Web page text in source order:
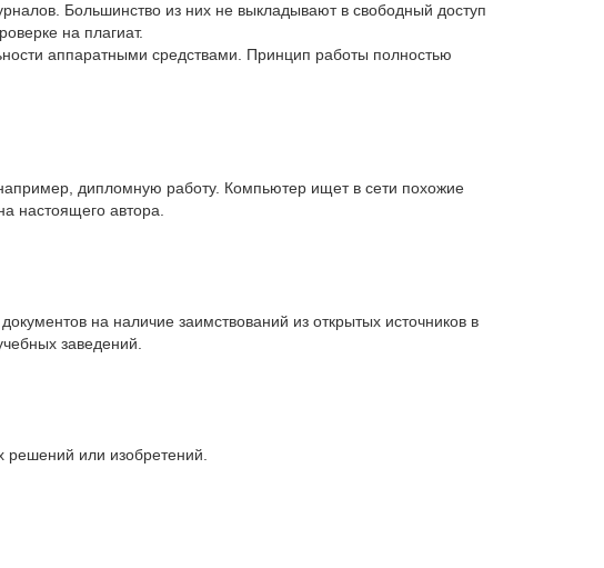
Большинство из них не выкладывают в свободный доступ
на плагиат.
аппаратными средствами. Принцип работы полностью
дипломную работу. Компьютер ищет в сети похожие
настоящего автора.
на наличие заимствований из открытых источников в
заведений.
решений или изобретений.